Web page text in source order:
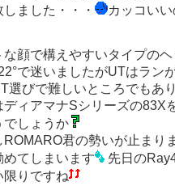
ました・・・
カッコいい
な顔で構えやすいタイプの
で迷いましたがUTはラン
選びで難しいところでもあ
ディアマナSシリーズの83X
でしょうか
ROMARO君の勢いが止まり
めてしまいます
先日の
限りですね